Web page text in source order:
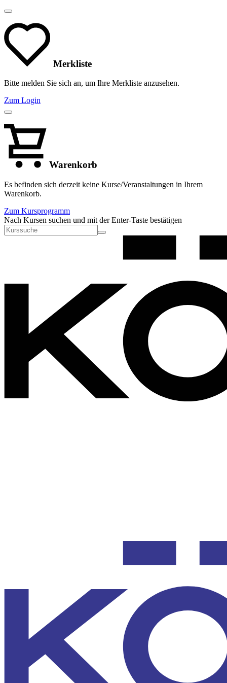
Merkliste
Bitte melden Sie sich an, um Ihre Merkliste anzusehen.
Zum Login
Warenkorb
Es befinden sich derzeit keine Kurse/Veranstaltungen in Ihrem
Warenkorb.
Zum Kursprogramm
Nach Kursen suchen und mit der Enter-Taste bestätigen